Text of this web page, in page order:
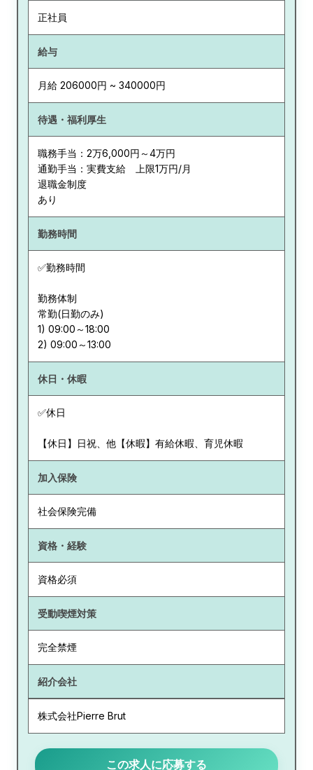
正社員
給与
月給 206000円 ~ 340000円
待遇・福利厚生
職務手当：2万6,000円～4万円
通勤手当：実費支給 上限1万円/月
退職金制度
あり
勤務時間
✅勤務時間
勤務体制
常勤(日勤のみ)
1) 09:00～18:00
休日・休暇
✅休日
【休日】日祝、他【休暇】有給休暇、育児休暇
加入保険
社会保険完備
資格・経験
資格必須
受動喫煙対策
完全禁煙
紹介会社
株式会社Pierre Brut
この求人に応募する